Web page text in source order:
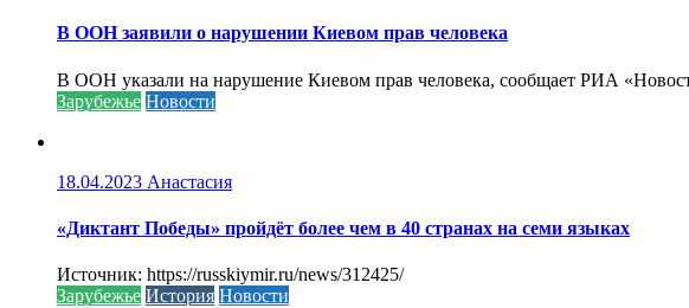
В ООН заявили о нарушении Киевом прав человека
В ООН указали на нарушение Киевом прав человека, сообщает РИА
Зарубежье Новости
18.04.2023 Анастасия
«Диктант Победы» пройдёт более чем в 40 странах на семи языках
Источник: https://russkiymir.ru/news/312425/
Зарубежье История Новости